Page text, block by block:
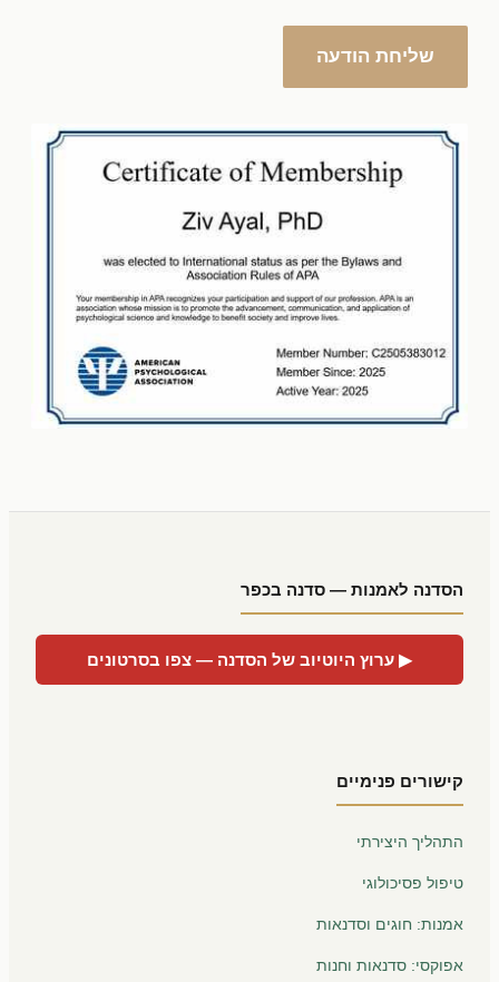
שליחת הודעה
הסדנה לאמנות — סדנה בכפר
▶ ערוץ היוטיוב של הסדנה — צפו בסרטונים
קישורים פנימיים
התהליך היצירתי
טיפול פסיכולוגי
אמנות: חוגים וסדנאות
אפוקסי: סדנאות וחנות